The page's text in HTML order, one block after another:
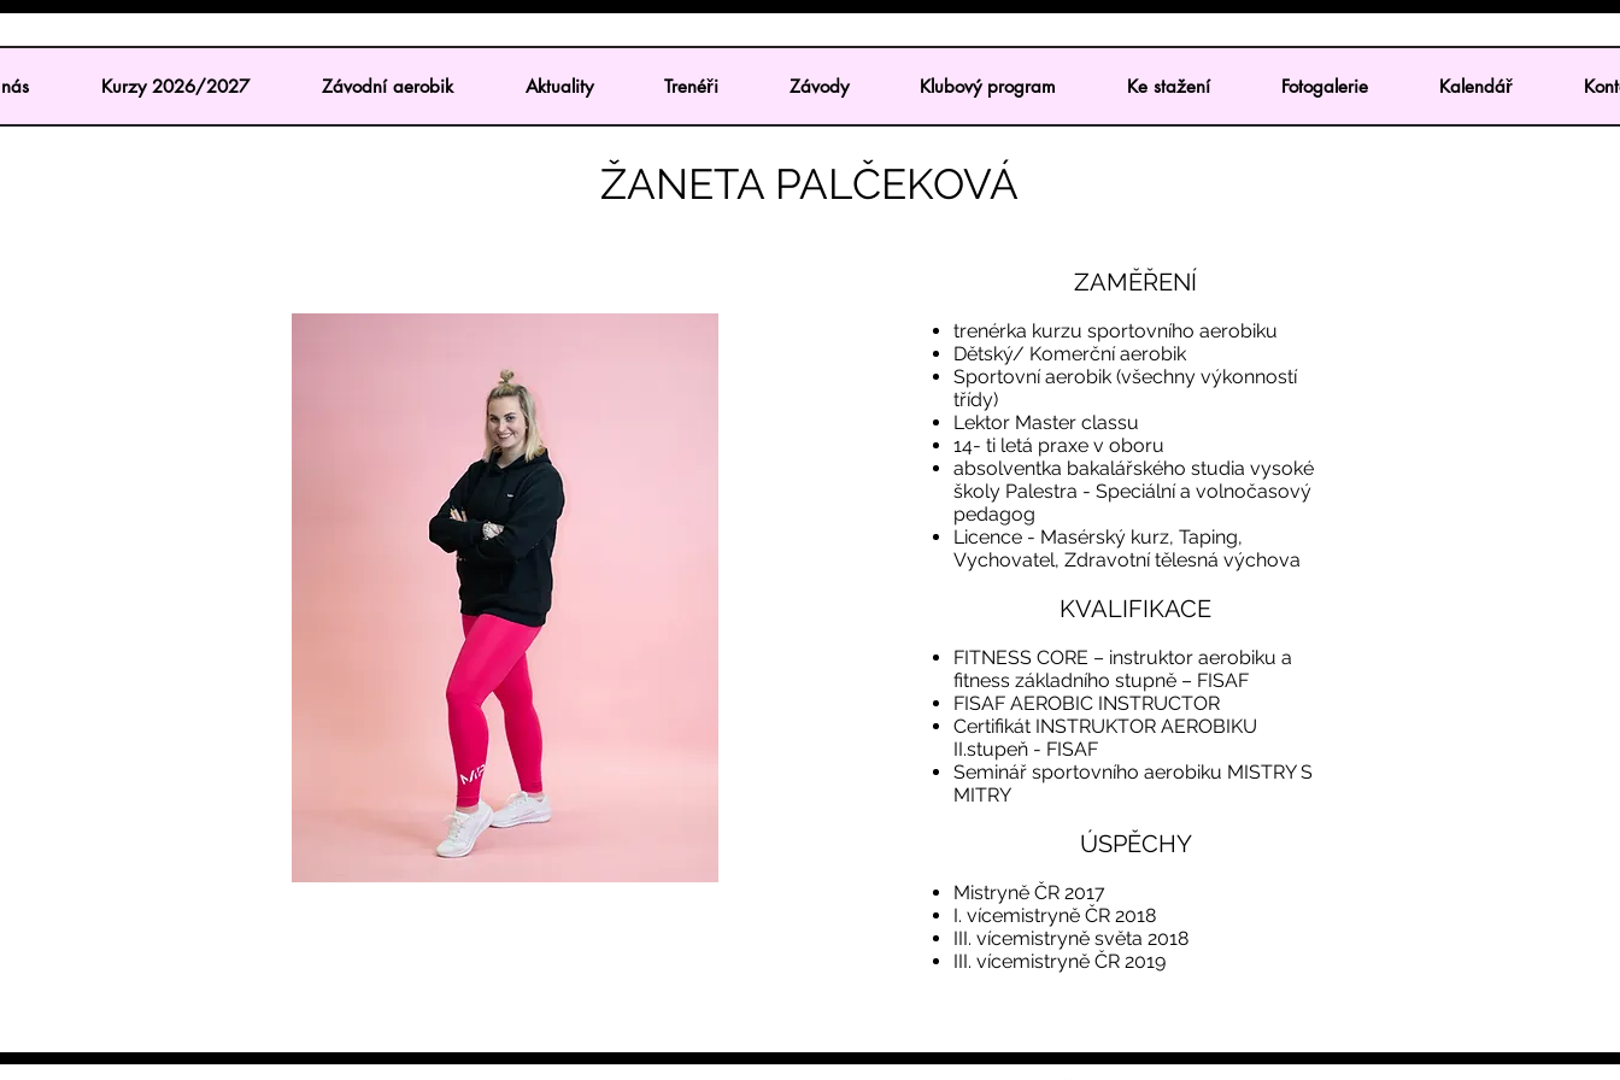
Kurzy 2026/2027 Závodní aerobik Aktuality Trenéři Závody Klubový program Ke stažení Fotogalerie Kalendář
ŽANETA PALČEKOVÁ
ZAMĚŘENÍ
trenérka kurzu sportovního aerobiku
Dětský/ Komerční aerobik
Sportovní aerobik (všechny výkonností
třídy)
Lektor Master classu
14- ti letá praxe v oboru
absolventka bakalářského studia vysoké
školy Palestra - Speciální a volnočasový
pedagog
Licence - Masérský kurz, Taping,
Vychovatel, Zdravotní tělesná výchova
KVALIFIKACE
FITNESS CORE – instruktor aerobiku a
fitness základního stupně – FISAF
FISAF AEROBIC INSTRUCTOR
Certifikát INSTRUKTOR AEROBIKU
II.stupeň - FISAF
Seminář sportovního aerobiku MISTRY S
MITRY
ÚSPĚCHY
Mistryně ČR 2017
I. vícemistryně ČR 2018
III. vícemistryně světa 2018
III. vícemistryně ČR 2019